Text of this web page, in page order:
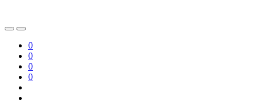
0
0
0
0